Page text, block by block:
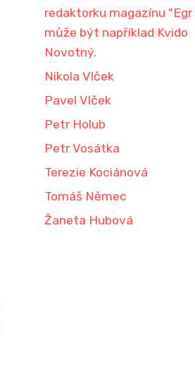
redaktorku magazínu
může být například Kvido
Novotný.
Nikola Vlček
Pavel Vlček
Petr Holub
Petr Vosátka
Terezie Kociánová
Tomáš Němec
Žaneta Hubová